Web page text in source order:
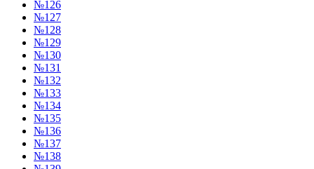
№126
№127
№128
№129
№130
№131
№132
№133
№134
№135
№136
№137
№138